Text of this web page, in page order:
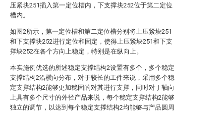
压紧块251插入第一定位槽内，下支撑块252位于第二定位
槽内。
如图2所示，第一定位槽和第二定位槽分别将上压紧块251
和下支撑块252进行定位和固定，使得上压紧块251和下支
撑块252在各个方向上稳定，特别是在纵向上。
本实施例优选的所述稳定支撑结构2设置有多个，多个稳定
支撑结构2沿横向分布，对于较长的工件来说，采用多个稳
定支撑结构2能够更加稳固的对其进行支撑，同时对于轴向
上具有多个尺寸的外径产品来说，每个稳定支撑结构2能够
独立的调节，以达到每个稳定支撑结构2均能够与产品圆周